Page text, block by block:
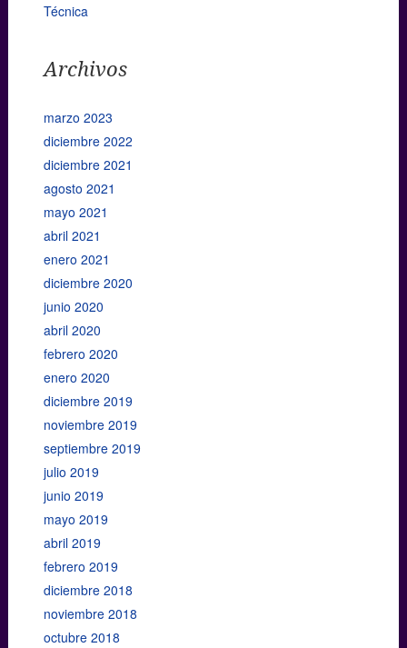
Técnica
Archivos
marzo 2023
diciembre 2022
diciembre 2021
agosto 2021
mayo 2021
abril 2021
enero 2021
diciembre 2020
junio 2020
abril 2020
febrero 2020
enero 2020
diciembre 2019
noviembre 2019
septiembre 2019
julio 2019
junio 2019
mayo 2019
abril 2019
febrero 2019
diciembre 2018
noviembre 2018
octubre 2018